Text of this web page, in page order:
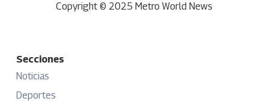
Copyright © 2025 Metro World News
Secciones
Noticias
Deportes